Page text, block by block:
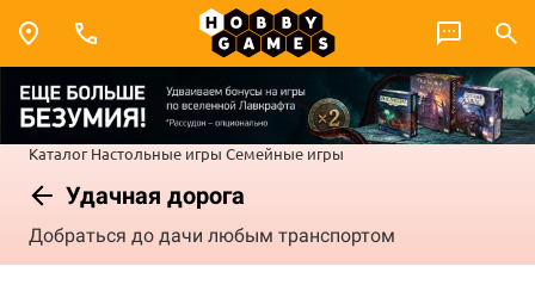
Каталог Настольные игры Семейные игры
Удачная дорога
Добраться до дачи любым транспортом